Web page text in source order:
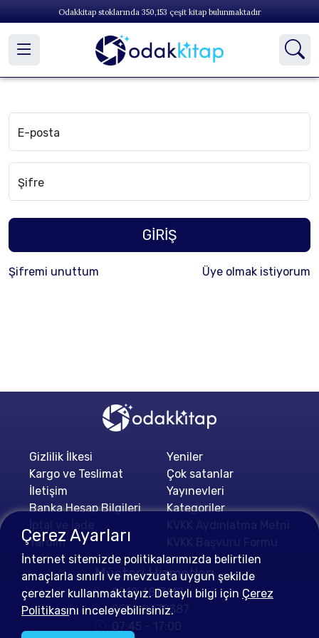
Odakkitap stoklarında 350,153 çeşit kitap bulunmaktadır
E-posta
Şifre
GİRİŞ
Şifremi unuttum Üye olmak istiyorum
Gizlilik İlkesi
Kargo ve Teslimat
İletişim
Banka Hesap Bilgileri
Yardım
Yeniler
Çok satanlar
Yayınevleri
Kategoriler
Müşteri Hizmetleri
0212 4813112
0552 0478387
07:45 - 17:00
Çerez Ayarları
İnternet sitemizde politikalarımızda belirtilen
amaçlarla sınırlı ve mevzuata uygun şekilde
çerezler kullanmaktayız. Detaylı bilgi için Çerez
Politikasını inceleyebilirsiniz.